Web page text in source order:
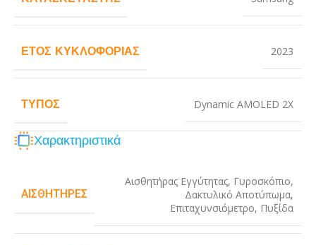
ΈΤΟΣ ΚΥΚΛΟΦΟΡΊΑΣ 2023
ΤΎΠΟΣ Dynamic AMOLED 2X
Χαρακτηριστικά
ΑΙΣΘΗΤΉΡΕΣ
Αισθητήρας Εγγύτητας, Γυροσκόπιο,
Δακτυλικό Αποτύπωμα,
Επιταχυνσιόμετρο, Πυξίδα